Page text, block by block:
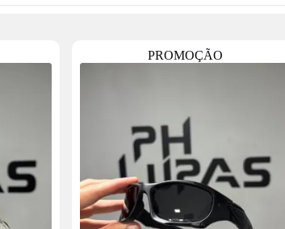
PROMOÇÃO